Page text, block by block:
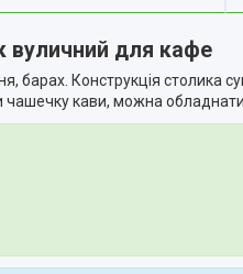
вуличний для кафе
Конструкція столика
чашечку кави, можна